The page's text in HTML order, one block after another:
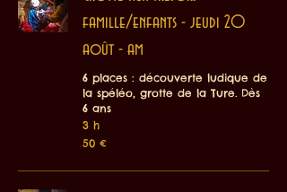
famille/enfants - jeudi 20
août - am
6 places : découverte ludique de
la spéléo, grotte de la Ture. Dès
6 ans
3 h
50
euros
50 €